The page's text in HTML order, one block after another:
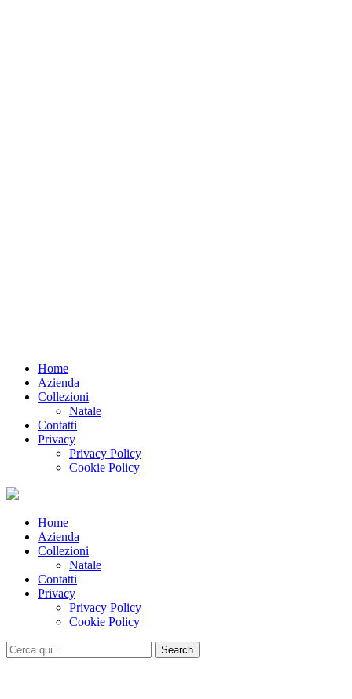
Home
Azienda
Collezioni
Natale
Contatti
Privacy
Privacy Policy
Cookie Policy
Home
Azienda
Collezioni
Natale
Contatti
Privacy
Privacy Policy
Cookie Policy